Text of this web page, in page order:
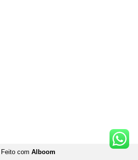
Feito com Alboom